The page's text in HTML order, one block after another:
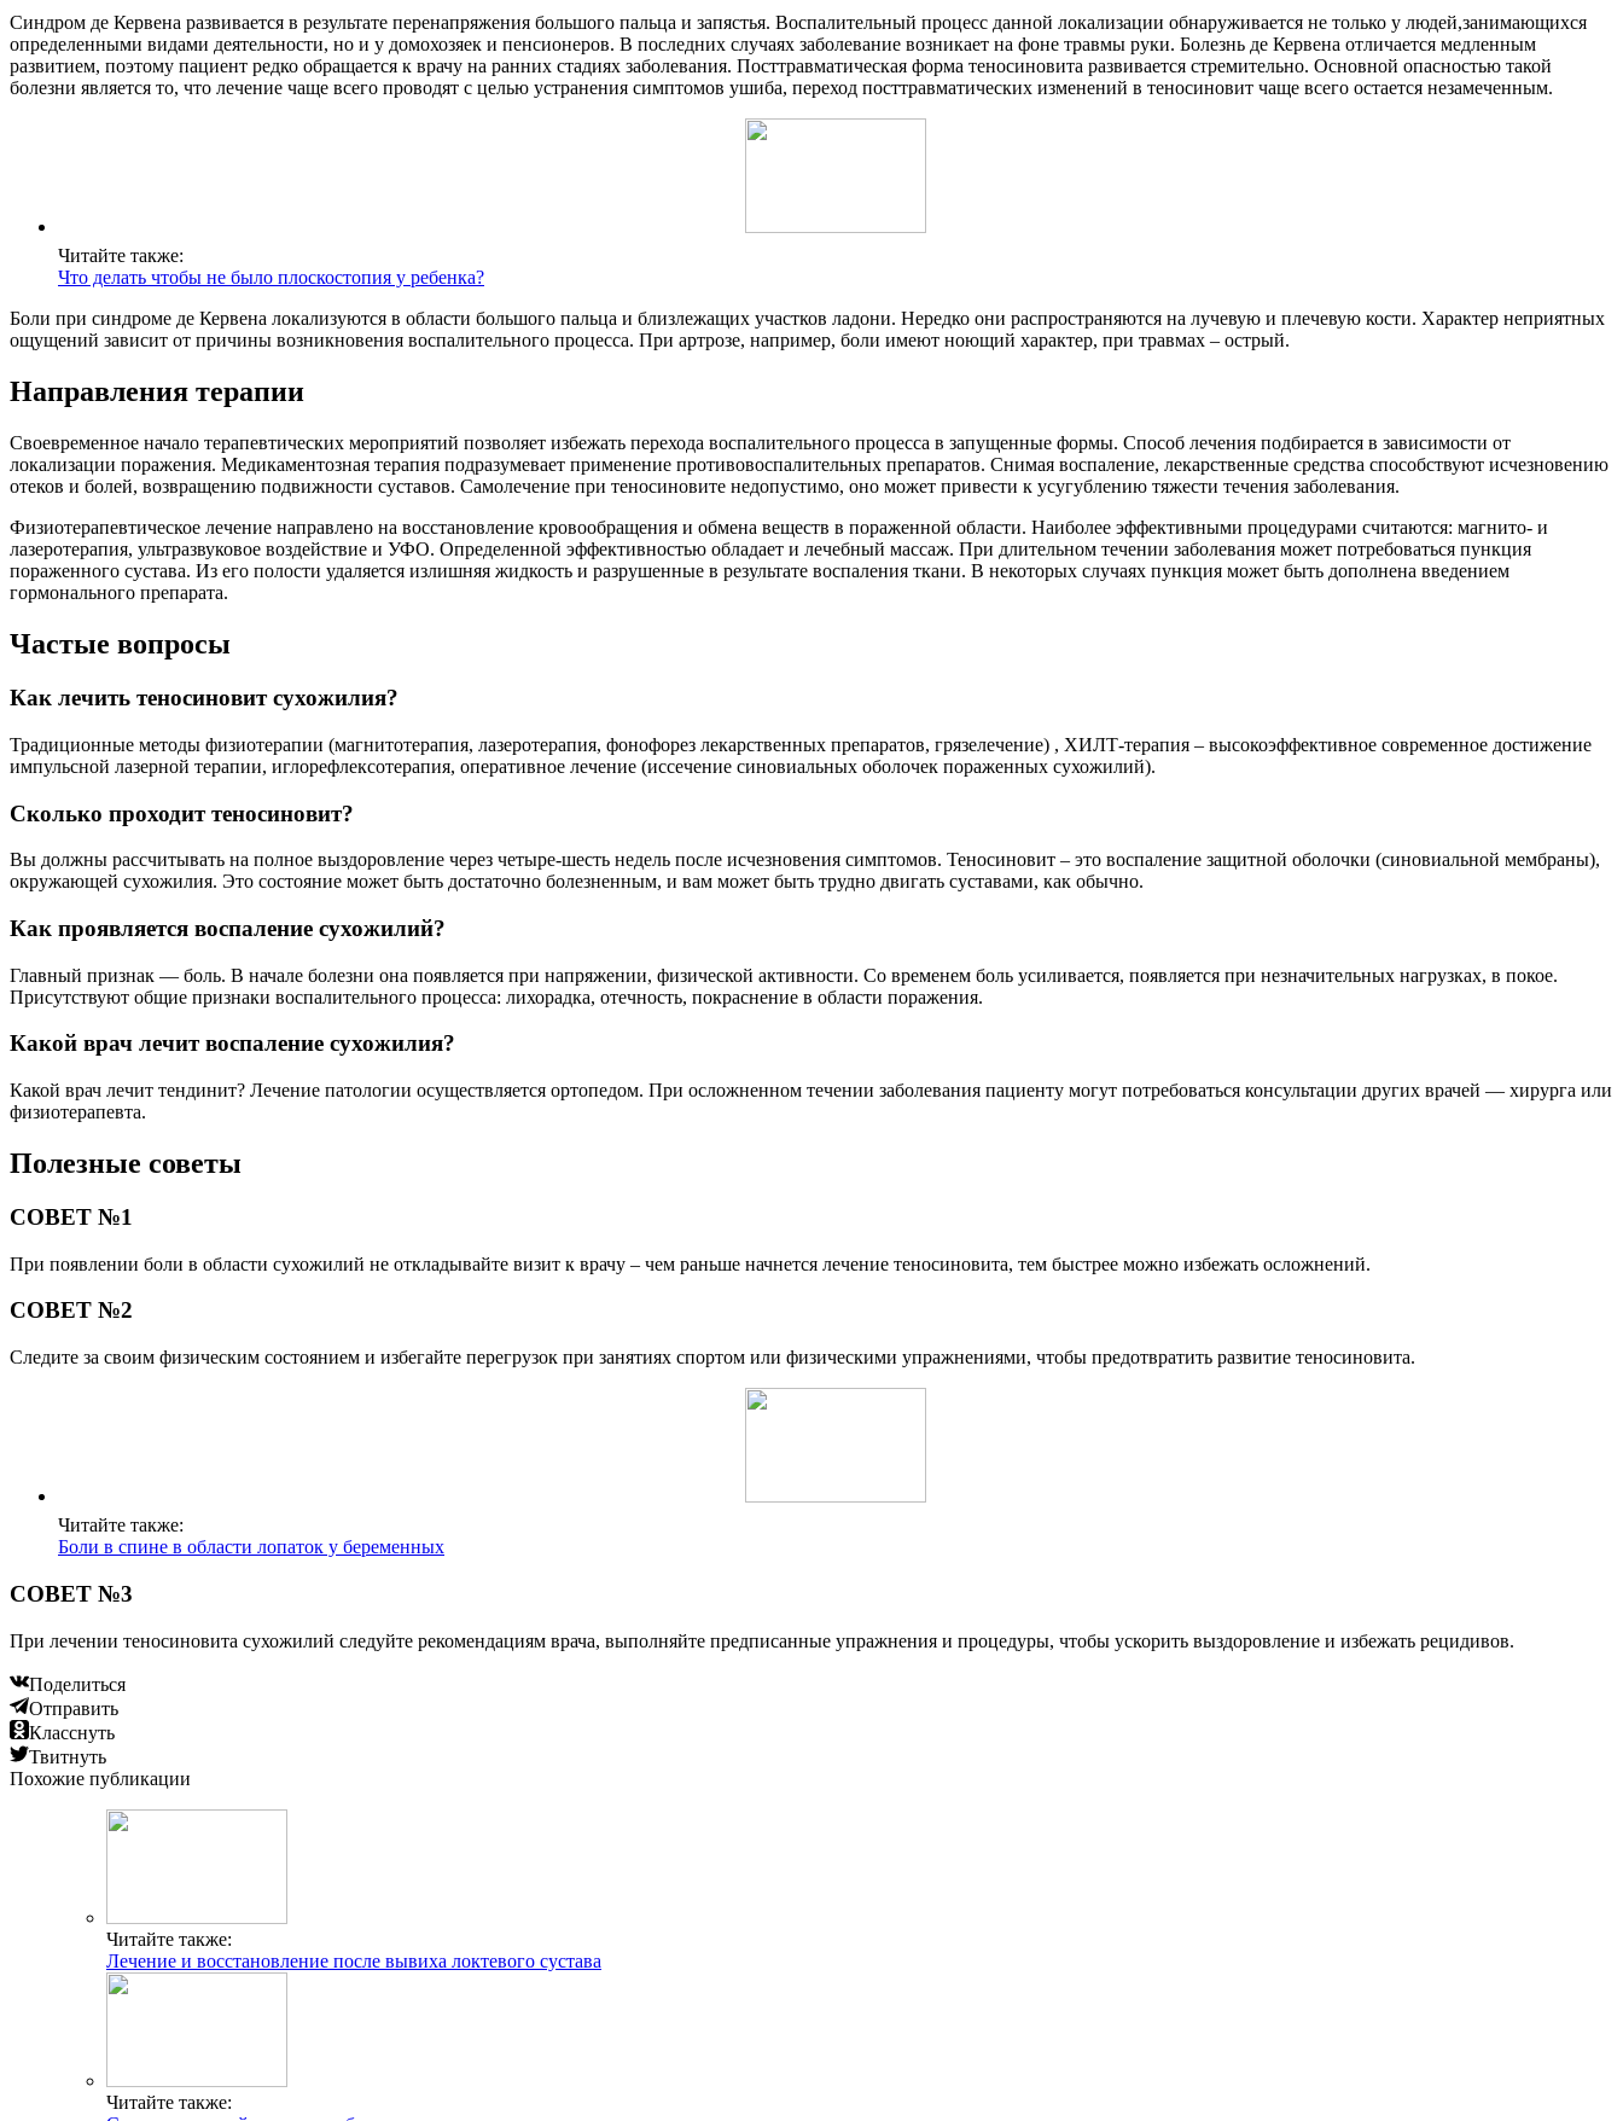
Синдром де Кервена развивается в результате перенапряжения большого пальца и запястья. Воспалительный процесс данной локализации обнаруживается не только у людей,занимающихся
определенными видами деятельности, но и у домохозяек и пенсионеров. В последних случаях заболевание возникает на фоне травмы руки. Болезнь де Кервена отличается медленным
развитием, поэтому пациент редко обращается к врачу на ранних стадиях заболевания. Посттравматическая форма теносиновита развивается стремительно. Основной опасностью такой
болезни является то, что лечение чаще всего проводят с целью устранения симптомов ушиба, переход посттравматических изменений в теносиновит чаще всего остается незамеченным.
Читайте также:
Что делать чтобы не было плоскостопия у ребенка?
Боли при синдроме де Кервена локализуются в области большого пальца и близлежащих участков ладони. Нередко они распространяются на лучевую и плечевую кости. Характер неприятных
ощущений зависит от причины возникновения воспалительного процесса. При артрозе, например, боли имеют ноющий характер, при травмах – острый.
Направления терапии
Своевременное начало терапевтических мероприятий позволяет избежать перехода воспалительного процесса в запущенные формы. Способ лечения подбирается в зависимости от
локализации поражения. Медикаментозная терапия подразумевает применение противовоспалительных препаратов. Снимая воспаление, лекарственные средства способствуют исчезновению
отеков и болей, возвращению подвижности суставов. Самолечение при теносиновите недопустимо, оно может привести к усугублению тяжести течения заболевания.
Физиотерапевтическое лечение направлено на восстановление кровообращения и обмена веществ в пораженной области. Наиболее эффективными процедурами считаются: магнито- и
лазеротерапия, ультразвуковое воздействие и УФО. Определенной эффективностью обладает и лечебный массаж. При длительном течении заболевания может потребоваться пункция
пораженного сустава. Из его полости удаляется излишняя жидкость и разрушенные в результате воспаления ткани. В некоторых случаях пункция может быть дополнена введением
гормонального препарата.
Частые вопросы
Как лечить теносиновит сухожилия?
Традиционные методы физиотерапии (магнитотерапия, лазеротерапия, фонофорез лекарственных препаратов, грязелечение) , ХИЛТ-терапия – высокоэффективное современное достижение
импульсной лазерной терапии, иглорефлексотерапия, оперативное лечение (иссечение синовиальных оболочек пораженных сухожилий).
Сколько проходит теносиновит?
Вы должны рассчитывать на полное выздоровление через четыре-шесть недель после исчезновения симптомов. Теносиновит – это воспаление защитной оболочки (синовиальной мембраны),
окружающей сухожилия. Это состояние может быть достаточно болезненным, и вам может быть трудно двигать суставами, как обычно.
Как проявляется воспаление сухожилий?
Главный признак — боль. В начале болезни она появляется при напряжении, физической активности. Со временем боль усиливается, появляется при незначительных нагрузках, в покое.
Присутствуют общие признаки воспалительного процесса: лихорадка, отечность, покраснение в области поражения.
Какой врач лечит воспаление сухожилия?
Какой врач лечит тендинит? Лечение патологии осуществляется ортопедом. При осложненном течении заболевания пациенту могут потребоваться консультации других врачей — хирурга или
физиотерапевта.
Полезные советы
СОВЕТ №1
При появлении боли в области сухожилий не откладывайте визит к врачу – чем раньше начнется лечение теносиновита, тем быстрее можно избежать осложнений.
СОВЕТ №2
Следите за своим физическим состоянием и избегайте перегрузок при занятиях спортом или физическими упражнениями, чтобы предотвратить развитие теносиновита.
Читайте также:
Боли в спине в области лопаток у беременных
СОВЕТ №3
При лечении теносиновита сухожилий следуйте рекомендациям врача, выполняйте предписанные упражнения и процедуры, чтобы ускорить выздоровление и избежать рецидивов.
Поделиться
Отправить
Класснуть
Твитнуть
Похожие публикации
Читайте также:
Лечение и восстановление после вывиха локтевого сустава
Читайте также: